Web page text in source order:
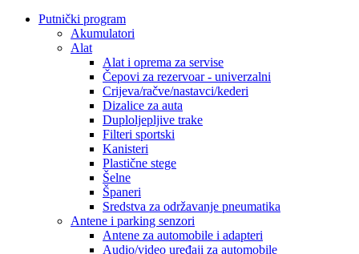
Putnički program
Akumulatori
Alat
Alat i oprema za servise
Čepovi za rezervoar - univerzalni
Crijeva/račve/nastavci/kederi
Dizalice za auta
Duploljepljive trake
Filteri sportski
Kanisteri
Plastične stege
Šelne
Španeri
Sredstva za održavanje pneumatika
Antene i parking senzori
Antene za automobile i adapteri
Audio/video uređaji za automobile